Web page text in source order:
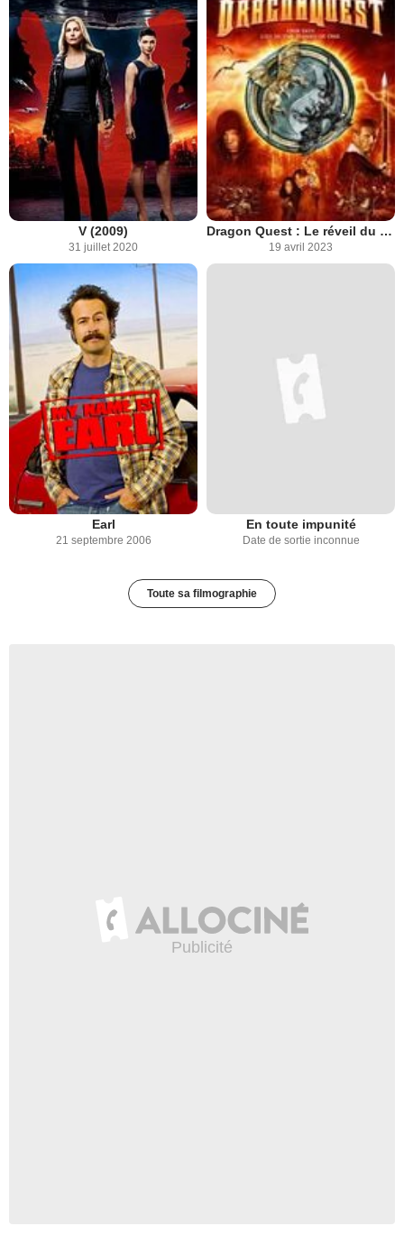
V (2009)
31 juillet 2020
Dragon Quest : Le réveil du dragon
19 avril 2023
Earl
21 septembre 2006
En toute impunité
Date de sortie inconnue
Toute sa filmographie